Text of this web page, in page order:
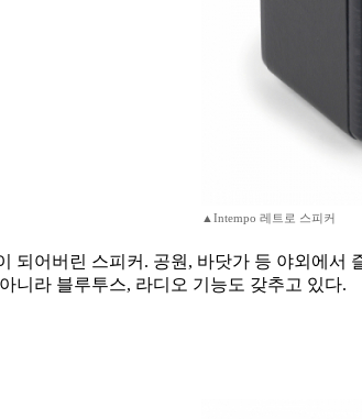
▲Intempo 레트로 스피커
되어버린 스피커. 공원, 바닷가 등 야외에
니라 블루투스, 라디오 기능도 갖추고 있다.